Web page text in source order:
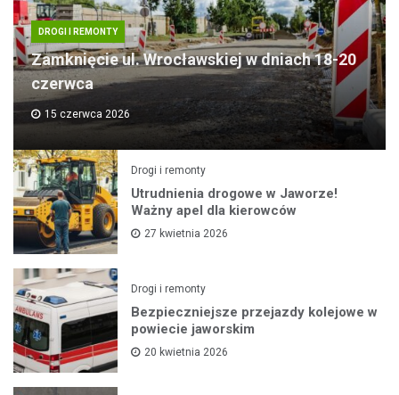
DROGI I REMONTY
Zamknięcie ul. Wrocławskiej w dniach 18-20
czerwca
15 czerwca 2026
Drogi i remonty
Utrudnienia drogowe w Jaworze!
Ważny apel dla kierowców
27 kwietnia 2026
Drogi i remonty
Bezpieczniejsze przejazdy kolejowe w
powiecie jaworskim
20 kwietnia 2026